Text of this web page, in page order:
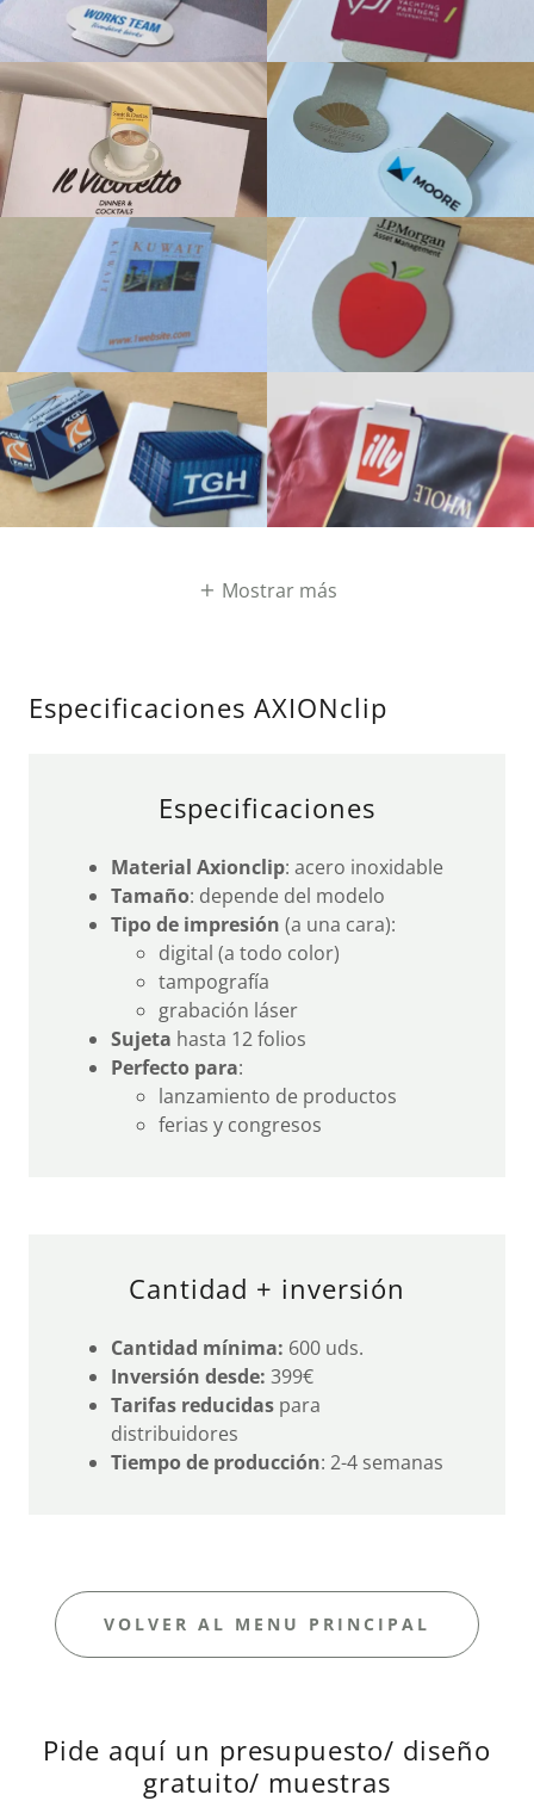
Mostrar más
Especificaciones AXIONclip
Especificaciones
Material Axionclip: acero inoxidable
Tamaño: depende del modelo
Tipo de impresión (a una cara):
digital (a todo color)
tampografía
grabación láser
Sujeta hasta 12 folios
Perfecto para:
lanzamiento de productos
ferias y congresos
Cantidad + inversión
Cantidad mínima: 600 uds.
Inversión desde: 399€
Tarifas reducidaspara
distribuidores
Tiempo de producción: 2-4 semanas
VOLVER AL MENU PRINCIPAL
Pide aquí un presupuesto/ diseño
gratuito/ muestras